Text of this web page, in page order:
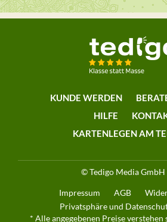
KUNDE WERDEN
HILFE
KARTENLEGEN AM
© Tedigo Media
Impressum AGB
Privatsphäre und
* Alle angegebenen Preise